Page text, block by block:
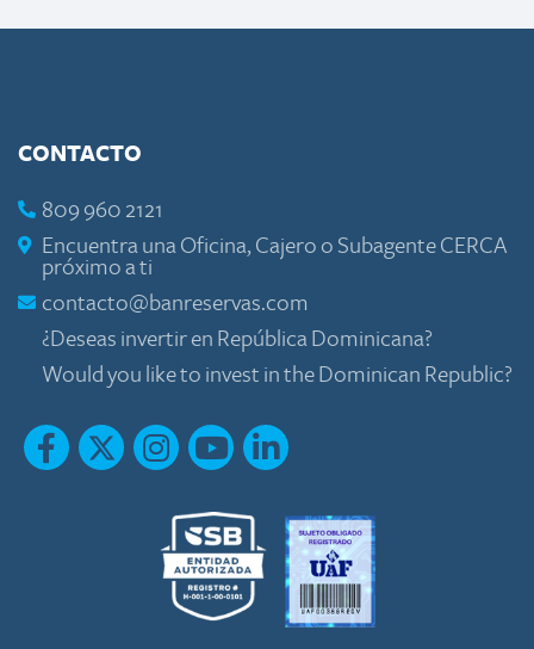
CONTACTO
809 960 2121
Encuentra una Oficina, Cajero o Subagente CERCA
próximo a ti
contacto@banreservas.com
¿Deseas invertir en República Dominicana?
Would you like to invest in the Dominican Republic?